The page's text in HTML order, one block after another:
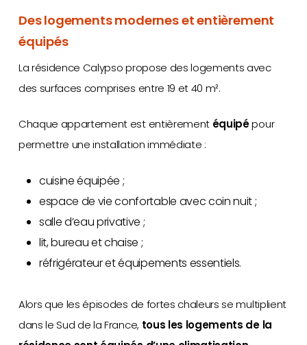
Des logements modernes et entièrement
équipés
La résidence Calypso propose des logements avec
des surfaces comprises entre 19 et 40 m².
Chaque appartement est entièrement équipépour
permettre une installation immédiate :
cuisine équipée ;
espace de vie confortable avec coin nuit ;
salle d’eau privative ;
lit, bureau et chaise ;
réfrigérateur et équipements essentiels.
Alors que les épisodes de fortes chaleurs se multiplient
dans le Sud de la France, tous les logements de la